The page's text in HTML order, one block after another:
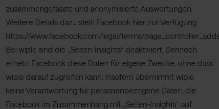
zusammengefasste und anonymisierte Auswertungen.
Weitere Details dazu stellt Facebook hier zur Verfügung:
https://www.facebook.com/legal/terms/
Bei wiple sind die „Seiten-Insights“ deaktiviert. Dennoch
erhebt Facebook diese Daten für eigene Zwecke, ohne dass
wiple darauf zugreifen kann. Insofern übernimmt wiple
keine Verantwortung für personenbezogene Daten, die
Facebook im Zusammenhang mit „Seiten-Insights“ auf